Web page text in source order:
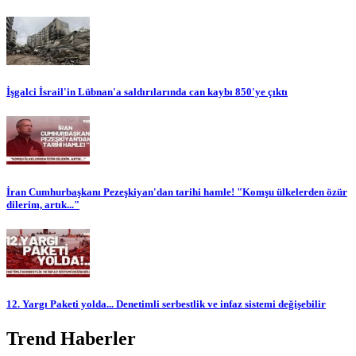
İşgalci İsrail'in Lübnan'a saldırılarında can kaybı 850'ye çıktı
İran Cumhurbaşkanı Pezeşkiyan'dan tarihi hamle! "Komşu ülkelerden özür
dilerim, artık..."
12. Yargı Paketi yolda... Denetimli serbestlik ve infaz sistemi değişebilir
Trend Haberler